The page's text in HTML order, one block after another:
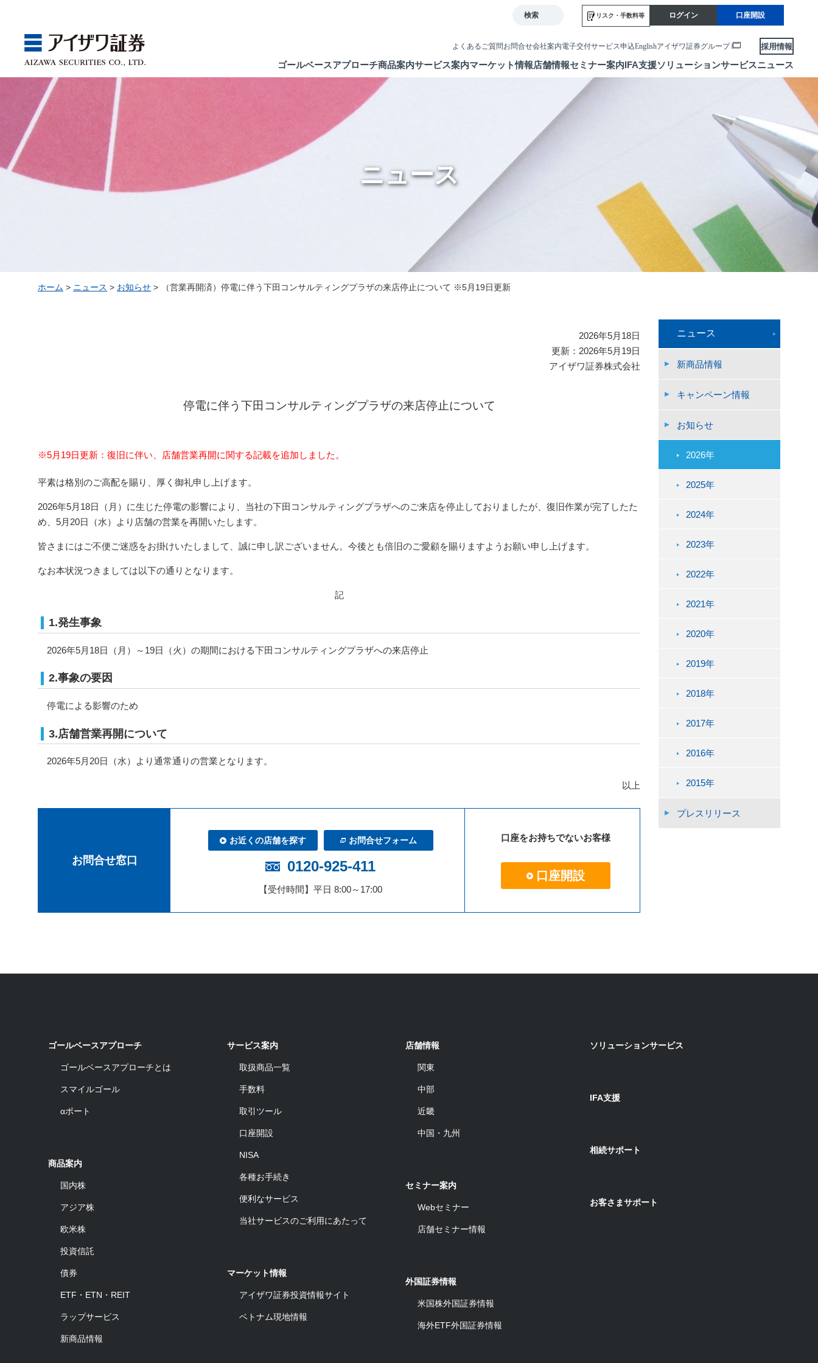
検索 リスク・ 手数料等 ログイン 口座開設
よくあるご質問お問合せ会社案内電子交付サービス申込Englishアイザワ証券グループ 採用情報
ゴールベースアプローチ
GBA
ゴールベースアプローチ
商品案内
Products
投資信託
債券
新商品情報
サービス案内
Service
マーケット情報
Market
店舗情報
Store
中国・九州
セミナー案内
Seminar
IFA支援ソリューションサービスニュース
ニュース
ホーム > ニュース > お知らせ > （営業再開済）停電に伴う下田コンサルティングプラザの来店停止について ※5月19日更新
2026年5月18日
更新：2026年5月19日
アイザワ証券株式会社
停電に伴う下田コンサルティングプラザの来店停止について
※5月19日更新：復旧に伴い、店舗営業再開に関する記載を追加しました。
平素は格別のご高配を賜り、厚く御礼申し上げます。
2026年5月18日（月）に生じた停電の影響により、当社の下田コンサルティングプラザへのご来店を停止しておりましたが、復旧作業が完了したた
め、5月20日（水）より店舗の営業を再開いたします。
皆さまにはご不便ご迷惑をお掛けいたしまして、誠に申し訳ございません。今後とも倍旧のご愛顧を賜りますようお願い申し上げます。
なお本状況つきましては以下の通りとなります。
記
1.発生事象
2026年5月18日（月）～19日（火）の期間における下田コンサルティングプラザへの来店停止
2.事象の要因
停電による影響のため
3.店舗営業再開について
2026年5月20日（水）より通常通りの営業となります。
以上
お問合せ窓口
お近くの店舗を探す お問合せフォーム
0120-925-411
【受付時間】平日 8:00～17:00
口座をお持ちでないお客様
口座開設
ニュース
新商品情報
キャンペーン情報
お知らせ
2026年
2025年
2024年
2023年
2022年
2021年
2020年
2019年
2018年
2017年
2016年
2015年
プレスリリース
ゴールベースアプローチ
ゴールベースアプローチとは
スマイルゴール
αポート
商品案内
国内株
アジア株
欧米株
投資信託
債券
ETF・ETN・REIT
ラップサービス
新商品情報
サービス案内
取扱商品一覧
手数料
取引ツール
口座開設
NISA
各種お手続き
便利なサービス
当社サービスのご利用にあたって
マーケット情報
アイザワ証券投資情報サイト
ベトナム現地情報
店舗情報
関東
中部
近畿
中国・九州
セミナー案内
Webセミナー
店舗セミナー情報
外国証券情報
米国株外国証券情報
海外ETF外国証券情報
ソリューションサービス
IFA支援
相続サポート
お客さまサポート